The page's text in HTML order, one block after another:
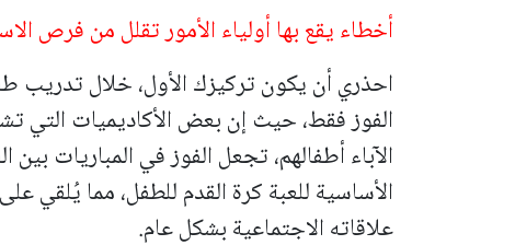
أخطاء يقع بها أولياء الأمور تقلل من فرص
احذري أن يكون تركيزك الأول، خلال تدريب
الفوز فقط، حيث إن بعض الأكاديميات التي
الآباء أطفالهم، تجعل الفوز في المباريات بين
الأساسية للعبة كرة القدم للطفل، مما يُلقي
علاقاته الاجتماعية بشكل عام.